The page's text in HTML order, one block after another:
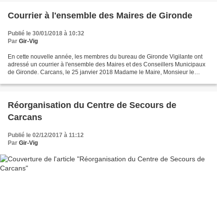
Courrier à l'ensemble des Maires de Gironde
Publié le 30/01/2018 à 10:32
Par Gir-Vig
En cette nouvelle année, les membres du bureau de Gironde Vigilante ont
adressé un courrier à l'ensemble des Maires et des Conseillers Municipaux
de Gironde. Carcans, le 25 janvier 2018 Madame le Maire, Monsieur le
Réorganisation du Centre de Secours de
Carcans
Publié le 02/12/2017 à 11:12
Par Gir-Vig